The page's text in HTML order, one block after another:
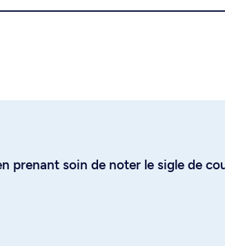
prenant soin de noter le sigle de